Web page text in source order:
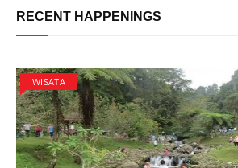
RECENT HAPPENINGS
WISATA